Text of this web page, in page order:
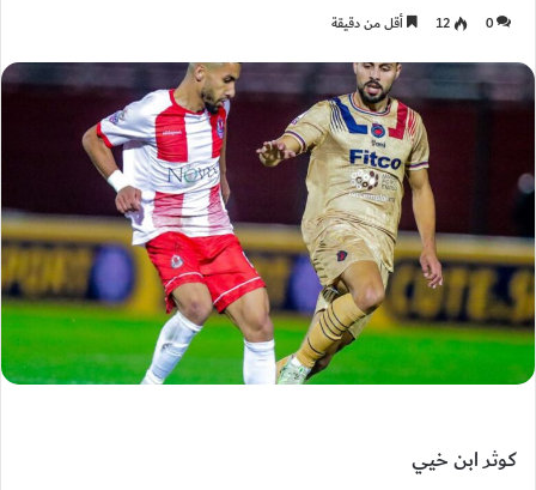
0
12 أقل من دقيقة
كوثر ابن خيي